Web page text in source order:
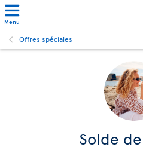
Menu
Offres spéciales
Solde